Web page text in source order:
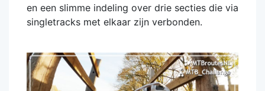
en een slimme indeling over drie secties die via
singletracks met elkaar zijn verbonden.